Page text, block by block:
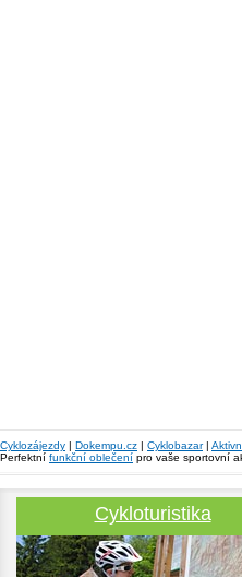
Cyklozájezdy | Dokempu.cz | Cyklobazar|
Perfektní funkční oblečení pro vaše sportovní
Cykloturistika